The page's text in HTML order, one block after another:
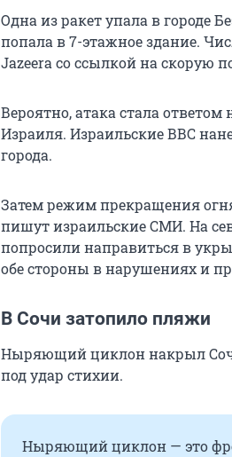
Одна из ракет упала в городе
попала в 7-этажное здание.
Jazeera со ссылкой на скорую
Вероятно, атака стала
Израиля. Израильские ВВС
города.
Затем режим прекращения
пишут израильские СМИ. На
попросили направиться в
обе стороны в нарушениях и
В Сочи затопило пляжи
Ныряющий циклон накрыл
под удар стихии.
Ныряющий циклон — это